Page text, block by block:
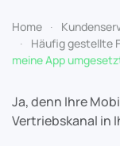
Home
Häufig gestellte
meine App
Ja, denn Ihre
Vertriebskanal in